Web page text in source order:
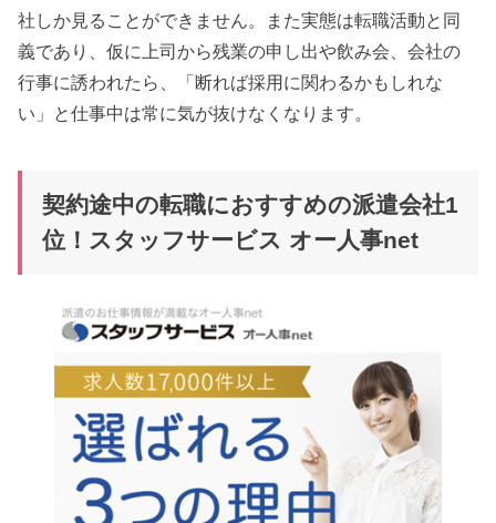
社しか見ることができません。また実態は転職活動と同
義であり、仮に上司から残業の申し出や飲み会、会社の
行事に誘われたら、「断れば採用に関わるかもしれな
い」と仕事中は常に気が抜けなくなります。
契約途中の転職におすすめの派遣会社1
位！スタッフサービス オー人事net